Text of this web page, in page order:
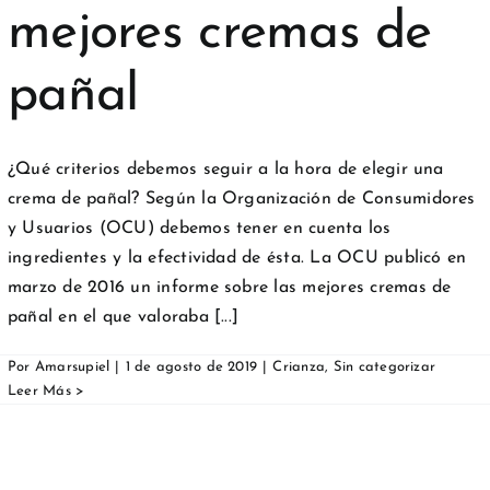
mejores cremas de
pañal
¿Qué criterios debemos seguir a la hora de elegir una
crema de pañal? Según la Organización de Consumidores
y Usuarios (OCU) debemos tener en cuenta los
ingredientes y la efectividad de ésta. La OCU publicó en
marzo de 2016 un informe sobre las mejores cremas de
pañal en el que valoraba [...]
Por Amarsupiel 1 de agosto de 2019 Crianza, Sin categorizar